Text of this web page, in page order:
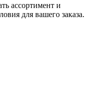
ассортимент и
для вашего заказа.